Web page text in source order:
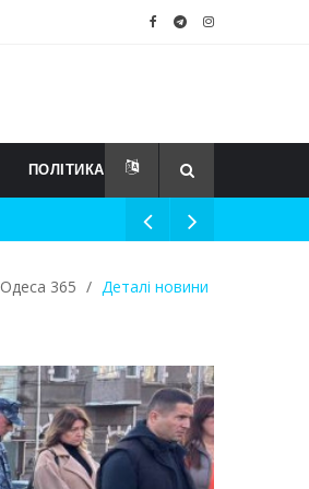
ПОЛІТИКА
Одеса 365 / Деталі новини